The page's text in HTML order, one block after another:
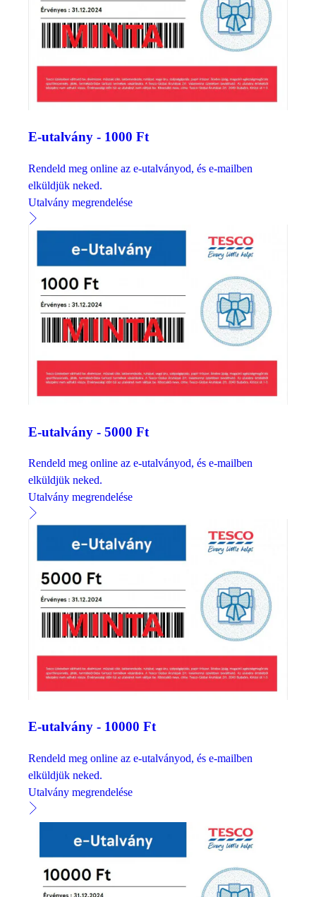
E-utalvány - 1000 Ft
Rendeld meg online az e-utalványod, és e-mailben
elküldjük neked.
Utalvány megrendelése
E-utalvány - 5000 Ft
Rendeld meg online az e-utalványod, és e-mailben
elküldjük neked.
Utalvány megrendelése
E-utalvány - 10000 Ft
Rendeld meg online az e-utalványod, és e-mailben
elküldjük neked.
Utalvány megrendelése